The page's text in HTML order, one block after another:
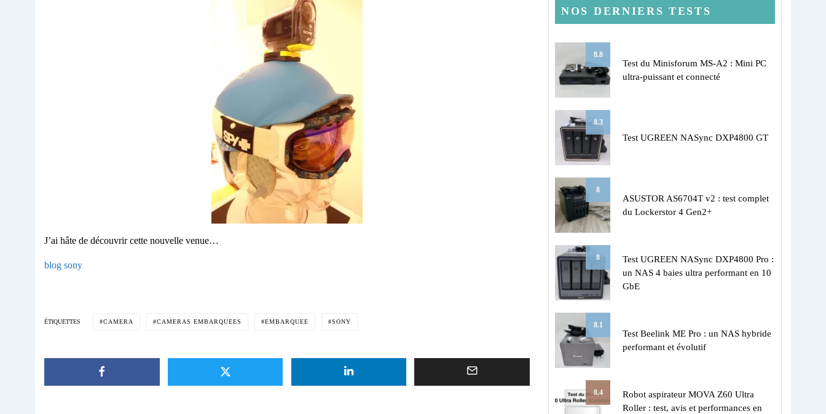
J’ai hâte de découvrir cette nouvelle venue…
blog sony
ÉTIQUETTES CAMERA CAMERAS EMBARQUEES EMBARQUEE SONY
NOS DERNIERS TESTS
8.8
Test du Minisforum MS-A2 : Mini PC
ultra-puissant et connecté
8.3
Test UGREEN NASync DXP4800 GT
8
ASUSTOR AS6704T v2 : test complet
du Lockerstor 4 Gen2+
8
Test UGREEN NASync DXP4800 Pro :
un NAS 4 baies ultra performant en 10
GbE
8.1
Test Beelink ME Pro : un NAS hybride
performant et évolutif
8.4
Robot aspirateur MOVA Z60 Ultra
Roller : test, avis et performances en